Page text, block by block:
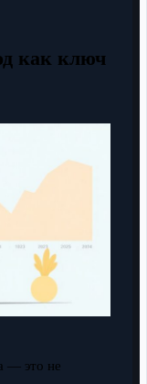
как ключ
— это не